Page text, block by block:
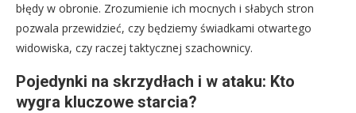
błędy w obronie. Zrozumienie ich mocnych i słabych stron
pozwala przewidzieć, czy będziemy świadkami otwartego
widowiska, czy raczej taktycznej szachownicy.
Pojedynki na skrzydłach i w ataku: Kto
wygra kluczowe starcia?